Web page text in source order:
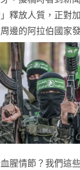
釋放人質，正對
邊的阿拉伯國家
腥情節？我們這